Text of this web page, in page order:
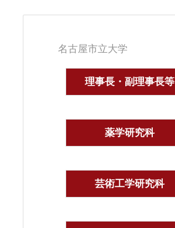
名古屋市立大学
理事長・副理事長等
薬学研究科
芸術工学研究科